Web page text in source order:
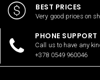
BEST PRICES
Very good prices on
PHONE SUPPORT
Call us to have any
+378 0549 960046